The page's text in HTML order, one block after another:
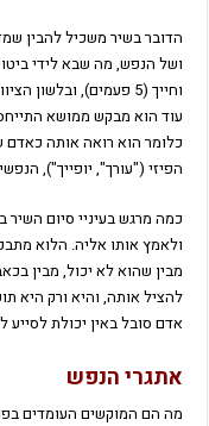
הדובר בשיר משכיל להבין
וחייך (5 פעמים), ובלשון הציווי ("שמרי") שהוא נוהג בה.
עוד הוא מבקש ממושא
כלומר הוא רואה אותה
הפיזי ("עורך", יופייך"),
כמה מרגש בעיניי סיום
ולאמץ אותו אליה. הלוא
מבין שהוא לא יכול, מבין
להציל אותה, והיא ורק היא
אדם סובל באין יכולת לסייע
אתגרי הנפש
מה הם המוקשים העומדים